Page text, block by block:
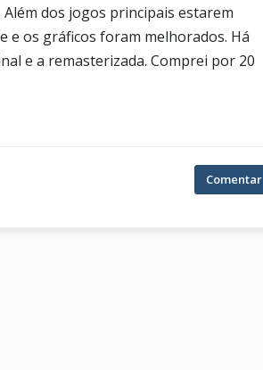
dos jogos principais estarem
e os gráficos foram melhorados. Há
e a remasterizada. Comprei por 20
Comentar